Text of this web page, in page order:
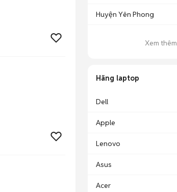
Huyện Yên Phong
Xem thêm
Hãng laptop
Dell
Apple
Lenovo
Asus
Acer